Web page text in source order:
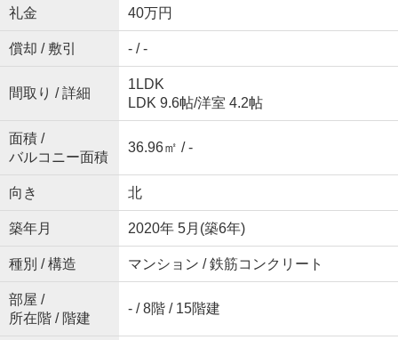
礼金 40万円
償却 / 敷引 - / -
間取り / 詳細
1LDK
LDK 9.6帖/洋室 4.2帖
面積 /
バルコニー面積
36.96㎡ / -
向き 北
築年月 2020年 5月(築6年)
種別 / 構造 マンション / 鉄筋コンクリート
部屋 /
所在階 / 階建
- / 8階 / 15階建